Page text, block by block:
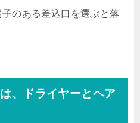
のある差込口を選ぶと落
、ドライヤーとヘア